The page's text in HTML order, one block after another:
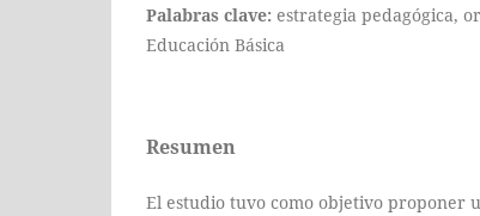
Palabras clave: estrategia pedagógica,
Educación Básica
Resumen
El estudio tuvo como objetivo proponer